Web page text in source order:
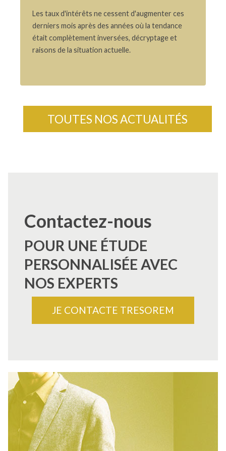
Les taux d'intérêts ne cessent d'augmenter ces
derniers mois après des années où la tendance
était complètement inversées, décryptage et
raisons de la situation actuelle.
TOUTES NOS ACTUALITÉS
Contactez-nous
POUR UNE ÉTUDE
PERSONNALISÉE AVEC
NOS EXPERTS
JE CONTACTE TRESOREM